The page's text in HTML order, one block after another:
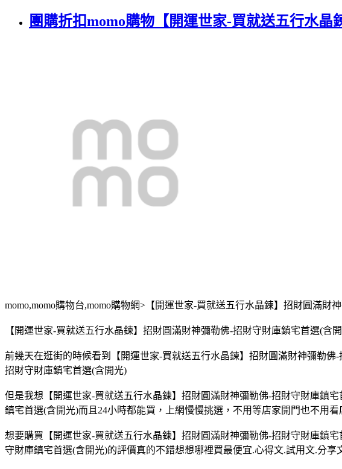
團購折扣momo購物【開運世家-買就送五行水
momo,momo購物台,momo購物網>【開運世家-買就送五行水晶鍊】招財圓滿
【開運世家-買就送五行水晶鍊】招財圓滿財神彌勒佛-招財守財庫鎮宅首選(
前幾天在逛街的時候看到【開運世家-買就送五行水晶鍊】招財圓滿財神彌勒
招財守財庫鎮宅首選(含開光)
但是我想【開運世家-買就送五行水晶鍊】招財圓滿財神彌勒佛-招財守財庫鎮
鎮宅首選(含開光)而且24小時都能買，上網慢慢挑選，不用等店家開門也不用看
想要購買【開運世家-買就送五行水晶鍊】招財圓滿財神彌勒佛-招財守財庫鎮
守財庫鎮宅首選(含開光)的評價真的不錯想想哪裡買最便宜.心得文.試用文.分